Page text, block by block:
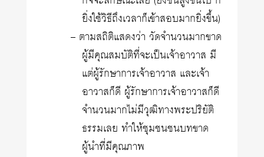
ยิ่งใช้วิธีถึงเวลาก็เข้าสอบมากยิ่งขึ้น)
– ตามสถิติแสดงว่า วัดจำนวนมากขาด
ผู้มีคุณสมบัติที่จะเป็นเจ้าอาวาส มี
แต่ผู้รักษาการเจ้าอาวาส และเจ้า
อาวาสก็ดี ผู้รักษาการเจ้าอาวาสก็ดี
จำนวนมากไม่มีวุฒิทางพระปริยัติ
ธรรมเลย ทำให้ชุมชนชนบทขาด
ผู้นำที่มีคุณภาพ